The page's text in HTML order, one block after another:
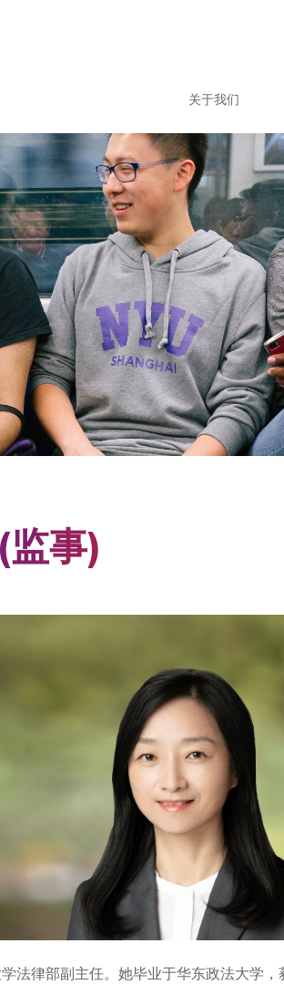
表
单
关于我们
Schools
Arts and
College of Arts
College of
College of
Courant
Gallatin School
Graduate
Institute for the
Institute of
Leonard N.
Liberal Studies
Robert F.
Tandon School
事)
法律部副主任。她毕业于华东政法大学